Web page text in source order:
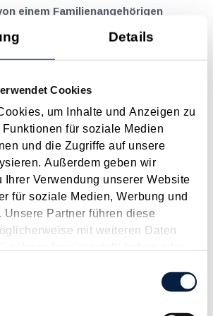
Details
Cookies
um Inhalte und Anzeigen zu
für soziale Medien
und die Zugriffe auf unsere
Außerdem geben wir
Ihrer Verwendung unserer Website
für soziale Medien, Werbung und
Unsere Partner führen diese
mit weiteren Daten
einem Familienangehörigen
(GZ RV/7102072/2017 vom
mit dem kreditfinanzierten
vermieteten Immobilie anfallende
auch dann abzugsfähig sind,
drucken
wird zur Telearbeit
19-Pandemie ist das Arbeiten im
geworden und hat seitdem in